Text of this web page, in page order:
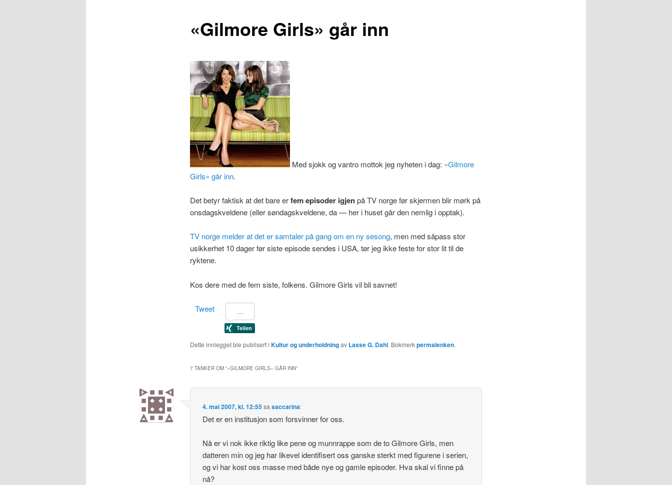
«Gilmore Girls» går inn
Med sjokk og vantro mottok jeg nyheten i dag: «Gilmore
Girls» går inn.
Det betyr faktisk at det bare erfem episoder igjenpå TV norge før skjermen blir mørk på
onsdagskveldene (eller søndagskveldene, da — her i huset går den nemlig i opptak).
TV norge melder at det er samtaler på gang om en ny sesong, men med såpass stor
usikkerhet 10 dager før siste episode sendes i USA, tør jeg ikke feste for stor lit til de
ryktene.
Kos dere med de fem siste, folkens. Gilmore Girls vil bli savnet!
Tweet
Dette innlegget ble publisert i Kultur og underholdningav Lasse G. Dahl. Bokmerkpermalenken.
7 TANKER OM “«GILMORE GIRLS» GÅR INN”
4. mai 2007, kl. 12:55sa saccarina:
Det er en institusjon som forsvinner for oss.
Nå er vi nok ikke riktig like pene og munnrappe som de to Gilmore Girls, men
datteren min og jeg har likevel identifisert oss ganske sterkt med figurene i serien,
og vi har kost oss masse med både nye og gamle episoder. Hva skal vi finne på
nå?